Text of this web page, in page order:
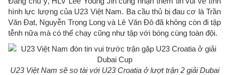
hình lực lượng của U23 Việt Nam. Ba cầu thủ bị đau cơ là Trần
Văn Đạt, Nguyễn Trọng Long và Lê Văn Đô đã không còn đi tập
tễnh nữa mà có thể chạy cũng như tập với bóng cùng toàn đội.
U23 Việt Nam sẽ so tài với U23 Croatia ở lượt trận 2 giải Dubai